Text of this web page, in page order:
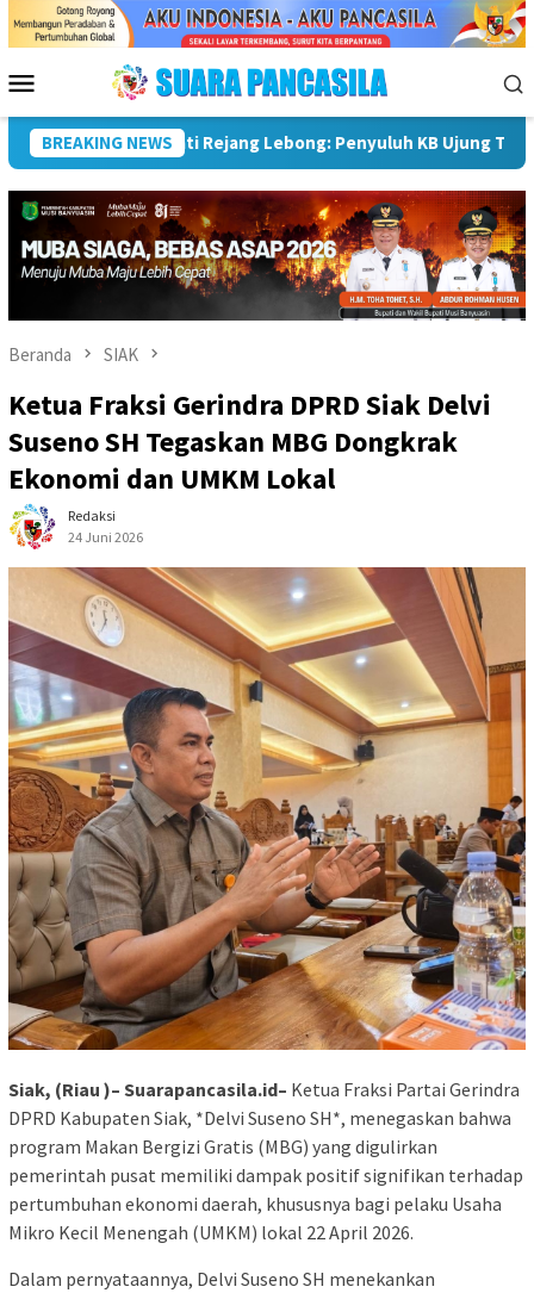
Menu
Mobile
BREAKING NEWS
Keluarga Sekda Pimpin Rapat, Pemkab
Beranda SIAK
Ketua Fraksi Gerindra DPRD Siak Delvi
Suseno SH Tegaskan MBG Dongkrak
Ekonomi dan UMKM Lokal
Redaksi
24 Juni 2026
Siak, (Riau )– Suarapancasila.id– Ketua Fraksi Partai Gerindra
DPRD Kabupaten Siak, *Delvi Suseno SH*, menegaskan bahwa
program Makan Bergizi Gratis (MBG) yang digulirkan
pemerintah pusat memiliki dampak positif signifikan terhadap
pertumbuhan ekonomi daerah, khususnya bagi pelaku Usaha
Mikro Kecil Menengah (UMKM) lokal 22 April 2026.
Dalam pernyataannya, Delvi Suseno SH menekankan